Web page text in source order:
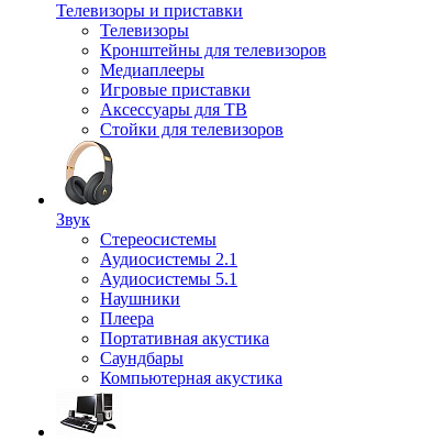
Телевизоры и приставки
Телевизоры
Кронштейны для телевизоров
Медиаплееры
Игровые приставки
Аксессуары для ТВ
Стойки для телевизоров
Звук
Стереосистемы
Аудиосистемы 2.1
Аудиосистемы 5.1
Наушники
Плеера
Портативная акустика
Саундбары
Компьютерная акустика